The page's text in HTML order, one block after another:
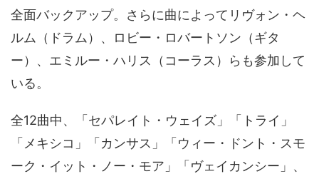
全面バックアップ。さらに曲によってリヴォン・ヘ
ルム（ドラム）、ロビー・ロバートソン（ギタ
ー）、エミルー・ハリス（コーラス）らも参加して
いる。
全12曲中、「セパレイト・ウェイズ」「トライ」
「メキシコ」「カンサス」「ウィー・ドント・スモ
ーク・イット・ノー・モア」「ヴェイカンシー」、